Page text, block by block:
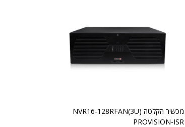
מכשיר הקלטה NVR16-128RFAN(3U)
PROVISION-ISR